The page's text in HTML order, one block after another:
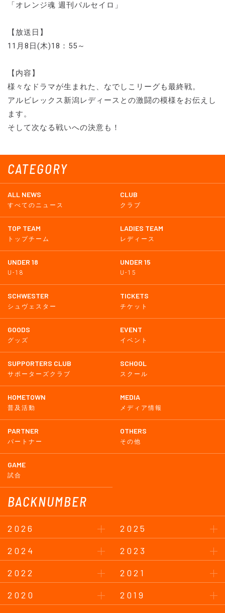
CATEGORY
ALL NEWS
すべてのニュース
CLUB
クラブ
TOP TEAM
トップチーム
LADIES TEAM
レディース
UNDER 18
U-18
UNDER 15
U-15
SCHWESTER
シュヴェスター
TICKETS
チケット
GOODS
グッズ
EVENT
イベント
SUPPORTERS CLUB
サポーターズクラブ
SCHOOL
スクール
HOMETOWN
普及活動
MEDIA
メディア情報
PARTNER
パートナー
OTHERS
その他
GAME
試合
BACKNUMBER
2026
2025
2024
2023
2022
2021
2020
2019
「オレンジ魂 週刊パルセイロ」
【放送日】
11月8日(木)18：55～
【内容】
様々なドラマが生まれた、なでしこリーグも最終戦。
アルビレックス新潟レディースとの激闘の模様をお伝えし
ます。
そして次なる戦いへの決意も！